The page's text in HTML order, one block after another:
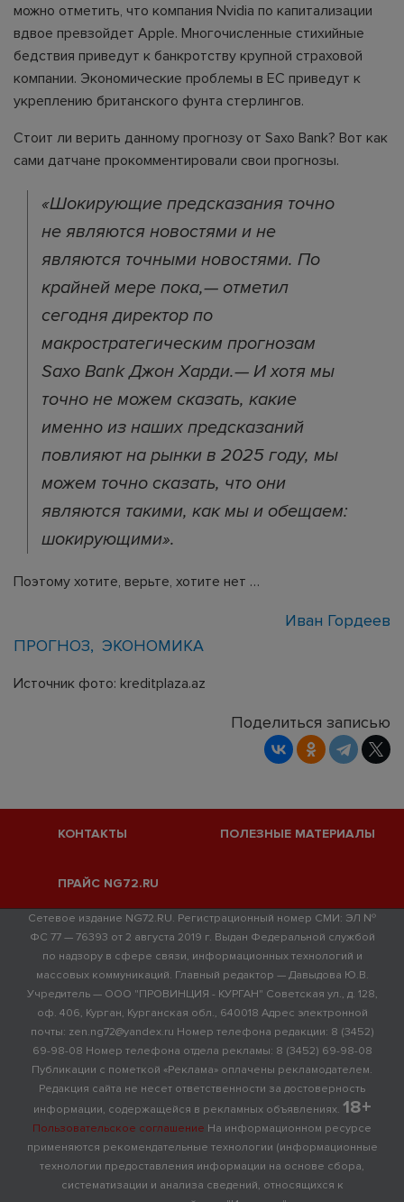
можно отметить, что компания Nvidia по капитализации
вдвое превзойдет Apple. Многочисленные стихийные
бедствия приведут к банкротству крупной страховой
компании. Экономические проблемы в ЕС приведут к
укреплению британского фунта стерлингов.
Стоит ли верить данному прогнозу от Saxo Bank? Вот как
сами датчане прокомментировали свои прогнозы.
«Шокирующие предсказания точно
не являются новостями и не
являются точными новостями. По
крайней мере пока,— отметил
сегодня директор по
макростратегическим прогнозам
Saxo Bank Джон Харди.— И хотя мы
точно не можем сказать, какие
именно из наших предсказаний
повлияют на рынки в 2025 году, мы
можем точно сказать, что они
являются такими, как мы и обещаем:
шокирующими».
Поэтому хотите, верьте, хотите нет …
Иван Гордеев
ПРОГНОЗ
ЭКОНОМИКА
Источник фото: kreditplaza.az
Поделиться записью
КОНТАКТЫ ПОЛЕЗНЫЕ МАТЕРИАЛЫ
ПРАЙС NG72.RU
Сетевое издание NG72.RU. Регистрационный номер СМИ: ЭЛ №
ФС 77 — 76393 от 2 августа 2019 г. Выдан Федеральной службой
по надзору в сфере связи, информационных технологий и
массовых коммуникаций. Главный редактор — Давыдова Ю.В.
Учредитель — ООО "ПРОВИНЦИЯ - КУРГАН" Советская ул., д. 128,
оф. 406, Курган, Курганская обл., 640018 Адрес электронной
почты: zen.ng72@yandex.ru Номер телефона редакции: 8 (3452)
69-98-08 Номер телефона отдела рекламы: 8 (3452) 69-98-08
Публикации с пометкой «Реклама» оплачены рекламодателем.
Редакция сайта не несет ответственности за достоверность
информации, содержащейся в рекламных объявлениях. 18+
Пользовательское соглашение На информационном ресурсе
применяются рекомендательные технологии (информационные
технологии предоставления информации на основе сбора,
систематизации и анализа сведений, относящихся к